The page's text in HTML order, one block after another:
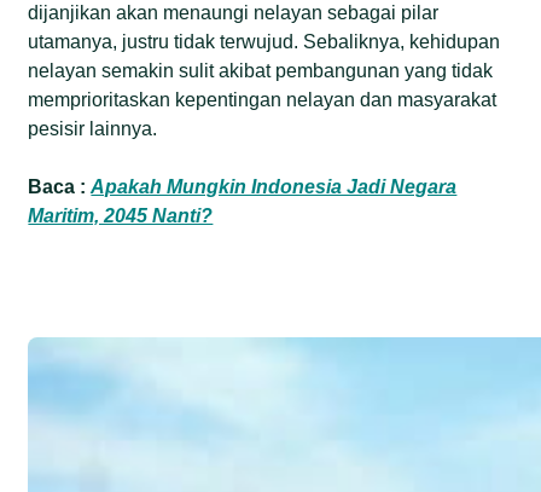
dijanjikan akan menaungi nelayan sebagai pilar
utamanya, justru tidak terwujud. Sebaliknya, kehidupan
nelayan semakin sulit akibat pembangunan yang tidak
memprioritaskan kepentingan nelayan dan masyarakat
pesisir lainnya.
Baca :Apakah Mungkin Indonesia Jadi Negara
Maritim, 2045 Nanti?